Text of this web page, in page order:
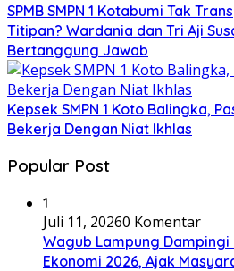
SPMB SMPN 1 Kotabumi Tak
Titipan? Wardania dan Tri Aji
Bertanggung Jawab
Kepsek SMPN 1 Koto Balingka,
Bekerja Dengan Niat Ikhlas
Popular Post
1
Juli 11, 20260 Komentar
Wagub Lampung Dampingi
Ekonomi 2026, Ajak